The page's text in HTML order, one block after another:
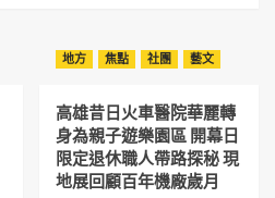
地方 焦點 社團 藝文
高雄昔日火車醫院華麗轉
身為親子遊樂園區 開幕日
限定退休職人帶路探秘 現
地展回顧百年機廠歲月